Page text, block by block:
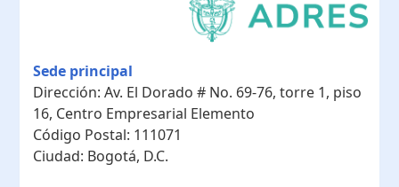
Sede principal
Dirección: Av. El Dorado # No. 69-76, torre 1, piso
16, Centro Empresarial Elemento
Código Postal: 111071
Ciudad: Bogotá, D.C.